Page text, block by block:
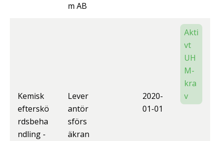
m AB
Kemisk
efterskö
rdsbeha
ndling -
Lever
antör
sförs
äkran
2020-
01-01
Akti
vt
UH
M-
kra
v